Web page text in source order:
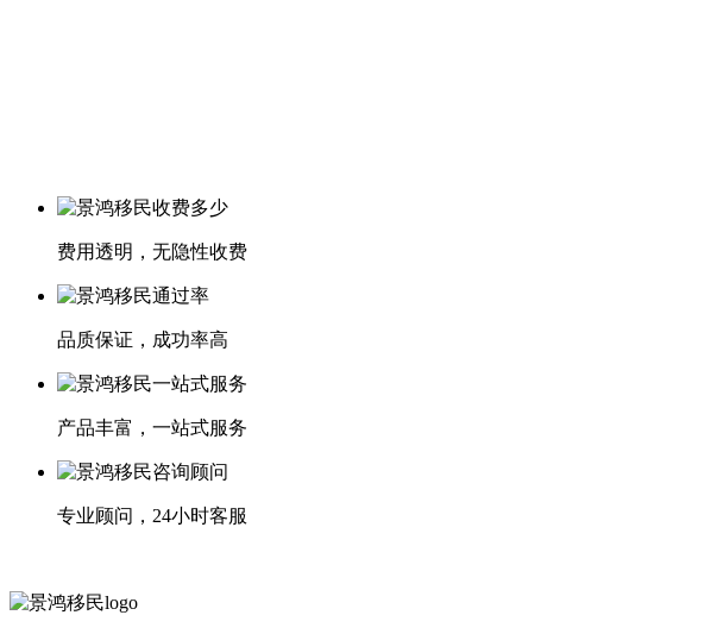
费用透明，无隐性收费
品质保证，成功率高
产品丰富，一站式服务
专业顾问，24小时客服